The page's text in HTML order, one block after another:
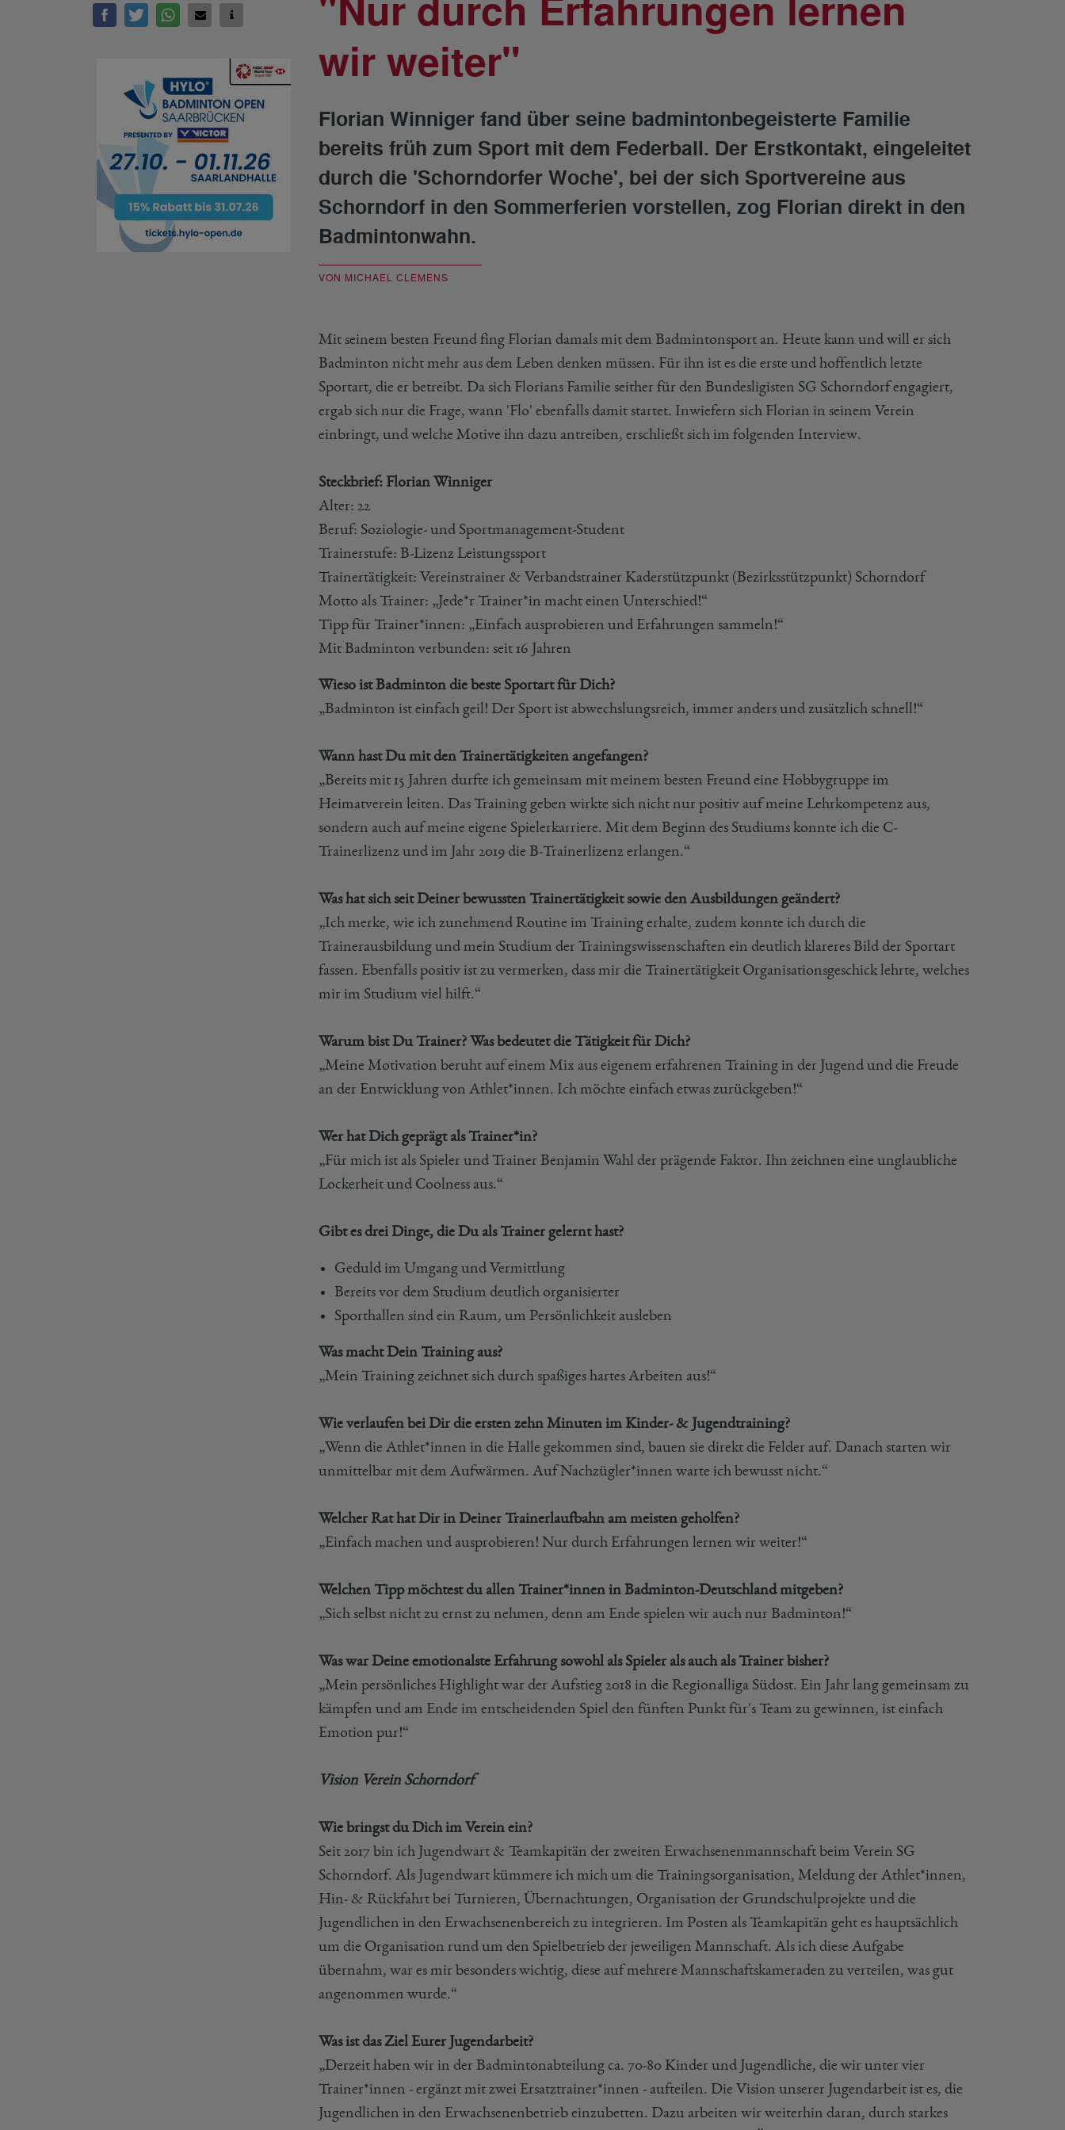
"Nur durch Erfahrungen lernen
wir weiter"
Florian Winniger fand über seine badmintonbegeisterte Familie
bereits früh zum Sport mit dem Federball. Der Erstkontakt, eingeleitet
durch die 'Schorndorfer Woche', bei der sich Sportvereine aus
Schorndorf in den Sommerferien vorstellen, zog Florian direkt in den
Badmintonwahn.
VON MICHAEL CLEMENS
Mit seinem besten Freund fing Florian damals mit dem Badmintonsport an. Heute kann und will er sich
Badminton nicht mehr aus dem Leben denken müssen. Für ihn ist es die erste und hoffentlich letzte
Sportart, die er betreibt. Da sich Florians Familie seither für den Bundesligisten SG Schorndorf engagiert,
ergab sich nur die Frage, wann 'Flo' ebenfalls damit startet. Inwiefern sich Florian in seinem Verein
einbringt, und welche Motive ihn dazu antreiben, erschließt sich im folgenden Interview.
Steckbrief: Florian Winniger
Alter: 22
Beruf: Soziologie- und Sportmanagement-Student
Trainerstufe: B-Lizenz Leistungssport
Trainertätigkeit: Vereinstrainer & Verbandstrainer Kaderstützpunkt (Bezirksstützpunkt) Schorndorf
Motto als Trainer: „Jede*r Trainer*in macht einen Unterschied!“
Tipp für Trainer*innen: „Einfach ausprobieren und Erfahrungen sammeln!“
Mit Badminton verbunden: seit 16 Jahren
Wieso ist Badminton die beste Sportart für Dich?
„Badminton ist einfach geil! Der Sport ist abwechslungsreich, immer anders und zusätzlich schnell!“
Wann hast Du mit den Trainertätigkeiten angefangen?
„Bereits mit 15 Jahren durfte ich gemeinsam mit meinem besten Freund eine Hobbygruppe im
Heimatverein leiten. Das Training geben wirkte sich nicht nur positiv auf meine Lehrkompetenz aus,
sondern auch auf meine eigene Spielerkarriere. Mit dem Beginn des Studiums konnte ich die C-
Trainerlizenz und im Jahr 2019 die B-Trainerlizenz erlangen.“
Was hat sich seit Deiner bewussten Trainertätigkeit sowie den Ausbildungen geändert?
„Ich merke, wie ich zunehmend Routine im Training erhalte, zudem konnte ich durch die
Trainerausbildung und mein Studium der Trainingswissenschaften ein deutlich klareres Bild der Sportart
fassen. Ebenfalls positiv ist zu vermerken, dass mir die Trainertätigkeit Organisationsgeschick lehrte, welches
mir im Studium viel hilft.“
Warum bist Du Trainer? Was bedeutet die Tätigkeit für Dich?
„Meine Motivation beruht auf einem Mix aus eigenem erfahrenen Training in der Jugend und die Freude
an der Entwicklung von Athlet*innen. Ich möchte einfach etwas zurückgeben!“
Wer hat Dich geprägt als Trainer*in?
„Für mich ist als Spieler und Trainer Benjamin Wahl der prägende Faktor. Ihn zeichnen eine unglaubliche
Lockerheit und Coolness aus.“
Gibt es drei Dinge, die Du als Trainer gelernt hast?
Geduld im Umgang und Vermittlung
Bereits vor dem Studium deutlich organisierter
Sporthallen sind ein Raum, um Persönlichkeit ausleben
Was macht Dein Training aus?
„Mein Training zeichnet sich durch spaßiges hartes Arbeiten aus!“
Wie verlaufen bei Dir die ersten zehn Minuten im Kinder- & Jugendtraining?
„Wenn die Athlet*innen in die Halle gekommen sind, bauen sie direkt die Felder auf. Danach starten wir
unmittelbar mit dem Aufwärmen. Auf Nachzügler*innen warte ich bewusst nicht.“
Welcher Rat hat Dir in Deiner Trainerlaufbahn am meisten geholfen?
„Einfach machen und ausprobieren! Nur durch Erfahrungen lernen wir weiter!“
Welchen Tipp möchtest du allen Trainer*innen in Badminton-Deutschland mitgeben?
„Sich selbst nicht zu ernst zu nehmen, denn am Ende spielen wir auch nur Badminton!“
Was war Deine emotionalste Erfahrung sowohl als Spieler als auch als Trainer bisher?
„Mein persönliches Highlight war der Aufstieg 2018 in die Regionalliga Südost. Ein Jahr lang gemeinsam zu
kämpfen und am Ende im entscheidenden Spiel den fünften Punkt für's Team zu gewinnen, ist einfach
Emotion pur!“
Vision Verein Schorndorf
Wie bringst du Dich im Verein ein?
Seit 2017 bin ich Jugendwart & Teamkapitän der zweiten Erwachsenenmannschaft beim Verein SG
Schorndorf. Als Jugendwart kümmere ich mich um die Trainingsorganisation, Meldung der Athlet*innen,
Hin- & Rückfahrt bei Turnieren, Übernachtungen, Organisation der Grundschulprojekte und die
Jugendlichen in den Erwachsenenbereich zu integrieren. Im Posten als Teamkapitän geht es hauptsächlich
um die Organisation rund um den Spielbetrieb der jeweiligen Mannschaft. Als ich diese Aufgabe
übernahm, war es mir besonders wichtig, diese auf mehrere Mannschaftskameraden zu verteilen, was gut
angenommen wurde.“
Was ist das Ziel Eurer Jugendarbeit?
„Derzeit haben wir in der Badmintonabteilung ca. 70-80 Kinder und Jugendliche, die wir unter vier
Trainer*innen - ergänzt mit zwei Ersatztrainer*innen - aufteilen. Die Vision unserer Jugendarbeit ist es, die
Jugendlichen in den Erwachsenenbetrieb einzubetten. Dazu arbeiten wir weiterhin daran, durch starkes